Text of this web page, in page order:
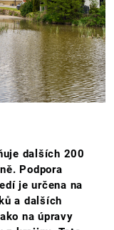
dalších 200
Podpora
je určena na
a dalších
na úpravy